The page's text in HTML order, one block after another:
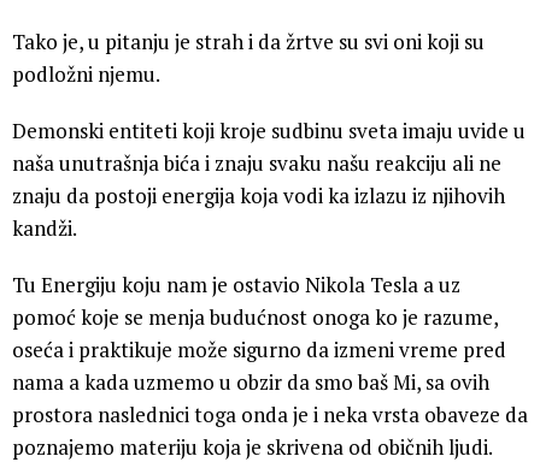
Tako je, u pitanju je strah i da žrtve su svi oni koji su
podložni njemu.
Demonski entiteti koji kroje sudbinu sveta imaju uvide u
naša unutrašnja bića i znaju svaku našu reakciju ali ne
znaju da postoji energija koja vodi ka izlazu iz njihovih
kandži.
Tu Energiju koju nam je ostavio Nikola Tesla a uz
pomoć koje se menja budućnost onoga ko je razume,
oseća i praktikuje može sigurno da izmeni vreme pred
nama a kada uzmemo u obzir da smo baš Mi, sa ovih
prostora naslednici toga onda je i neka vrsta obaveze da
poznajemo materiju koja je skrivena od običnih ljudi.